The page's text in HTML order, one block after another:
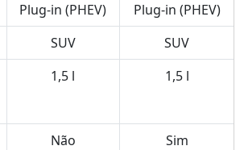
Plug-in (PHEV)
Plug-in (PHEV)
SUV SUV
1,5 l 1,5 l
Não Sim